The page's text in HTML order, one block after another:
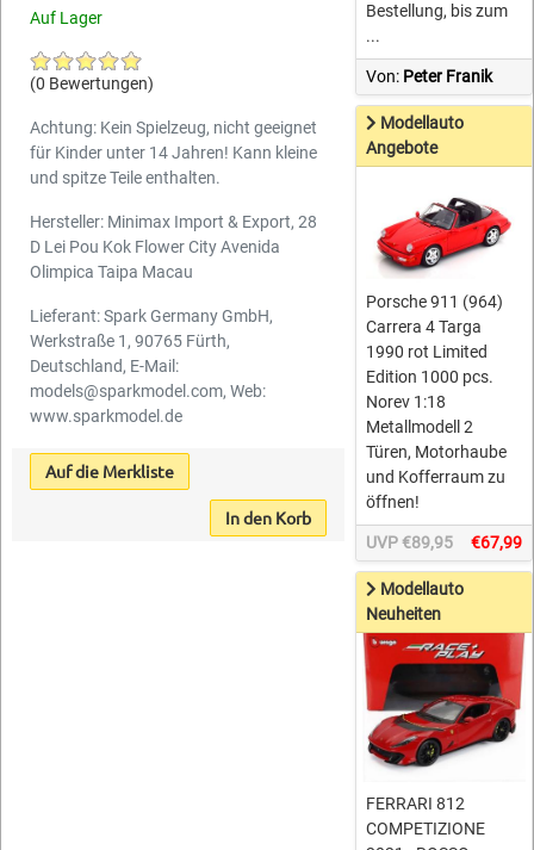
Auf Lager
(0 Bewertungen)
Achtung: Kein Spielzeug, nicht geeignet
für Kinder unter 14 Jahren! Kann kleine
und spitze Teile enthalten.
Hersteller: Minimax Import & Export, 28
D Lei Pou Kok Flower City Avenida
Olimpica Taipa Macau
Lieferant: Spark Germany GmbH,
Werkstraße 1, 90765 Fürth,
Deutschland, E-Mail:
models@sparkmodel.com, Web:
www.sparkmodel.de
Auf die Merkliste
In den Korb
Bestellung, bis zum
...
Von: Peter Franik
Modellauto
Angebote
Porsche 911 (964)
Carrera 4 Targa
1990 rot Limited
Edition 1000 pcs.
Norev 1:18
Metallmodell 2
Türen, Motorhaube
und Kofferraum zu
öffnen!
UVP €89,95 €67,99
Modellauto
Neuheiten
FERRARI 812
COMPETIZIONE